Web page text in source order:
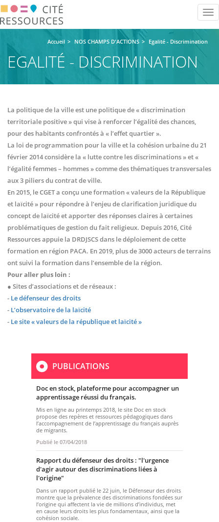
Aller
au
contenu
Accueil NOS CHAMPS D'ACTIONS Egalité - Discrimination
EGALITÉ - DISCRIMINATION
La politique de la ville est une politique de « discrimination
territoriale positive » qui vise à renforcer l’égalité des chances,
pour des habitants confrontés à « l’effet quartier ».
La loi de programmation pour la ville et la cohésion urbaine du 21
février 2014 considère la « lutte contre les discriminations » et «
l’égalité femmes – hommes » comme des thématiques transversales
aux 3 piliers du contrat de ville.
En 2015, le CGET a conçu une formation « valeurs de la République
et laïcité » pour répondre à l’enjeu de clarification juridique du
concept de laïcité et apporter des réponses claires à certaines
problématiques de gestion du fait religieux. Depuis 2016, Cité
Ressources appuie la DRDJSCS dans le déploiement de cette
formation en région PACA. En 2019, plus de 3000 acteurs de terrains
ont suivi la formation dans l’ensemble de la région.
Pour aller plus loin :
● Sites d’associations et de réseaux :
- Le défenseur des droits
- L’observatoire de la laïcité
- Le site « valeurs de la république et laïcité »
PUBLICATIONS
Doc en stock, plateforme pour accompagner un
apprentissage réussi du français.
Mis en ligne au printemps 2018, le site Doc en stock
propose des repères et ressources pédagogiques dans
l’accompagnement de l’apprentissage du français auprès
de migrants.
Publié le 07/04/2018
Rapport du défenseur des droits : "l'urgence
d'agir autour des discriminations liées à
l'origine"
Dans un rapport publié le 22 juin, le Défenseur des droits
montre que la prévalence des discriminations fondées sur
l’origine qui affectent la vie de millions d’individus, met
en cause leurs droits les plus fondamentaux, ainsi que la
cohésion sociale.